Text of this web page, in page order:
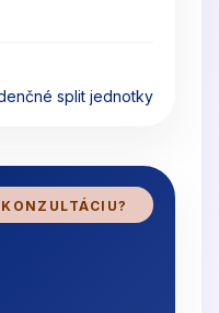
split jednotky